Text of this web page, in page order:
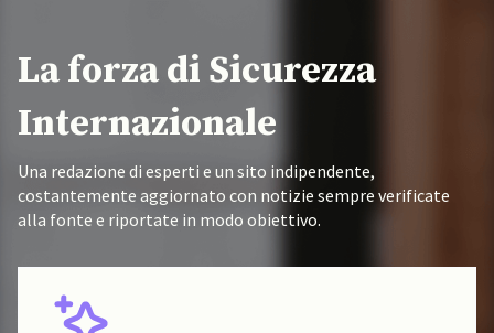
La forza di Sicurezza
Internazionale
Una redazione di esperti e un sito indipendente,
costantemente aggiornato con notizie sempre verificate
alla fonte e riportate in modo obiettivo.